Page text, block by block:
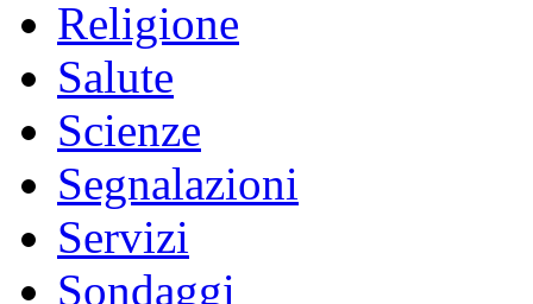
Religione
Salute
Scienze
Segnalazioni
Servizi
Sondaggi